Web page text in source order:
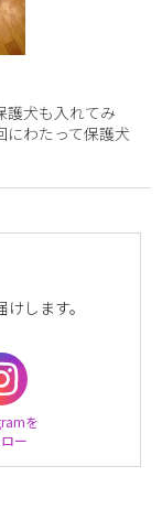
護犬も入れてみ
にわたって保護犬
します。
を
ー